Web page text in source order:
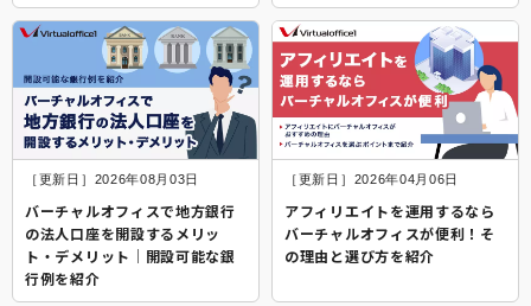
［更新日］2026年08月03日
バーチャルオフィスで地方銀行
の法人口座を開設するメリッ
ト・デメリット│開設可能な銀
行例を紹介
［更新日］2026年04月06日
アフィリエイトを運用するなら
バーチャルオフィスが便利！そ
の理由と選び方を紹介